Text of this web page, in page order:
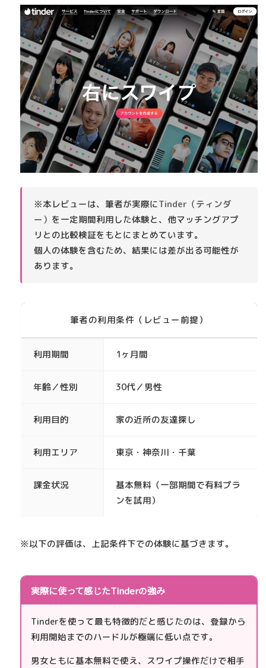
※本レビューは、筆者が実際にTinder（ティンダ
ー） を一定期間利用した体験と、他マッチングアプ
リとの比較検証をもとにまとめています。
個人の体験を含むため、結果には差が出る可能性が
あります。
筆者の利用条件（レビュー前提）
利用期間 1ヶ月間
年齢／性別 30代／男性
利用目的 家の近所の友達探し
利用エリア 東京・神奈川・千葉
課金状況
基本無料（一部期間で有料プラ
ンを試用）
※以下の評価は、上記条件下での体験に基づきます。
実際に使って感じたTinderの強み
Tinderを使って最も特徴的だと感じたのは、登録から
利用開始までのハードルが極端に低い点です。
男女ともに基本無料で使え、スワイプ操作だけで相手